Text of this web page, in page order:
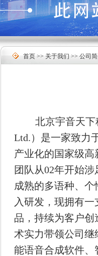
首页 >> 关于我们 >> 公司
北京宇音天下
Ltd.）是一家致力
产业化的国家级高
团队从02年开始涉
成熟的多语种、
入研发，现拥有
品，持续为客户
术实力带领公司
能语音合成软件